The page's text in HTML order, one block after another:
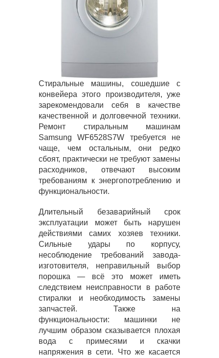
Стиральные машины, сошедшие с
конвейера этого производителя, уже
зарекомендовали себя в качестве
качественной и долговечной техники.
Ремонт стиральным машинам
Samsung WF6528S7W требуется не
чаще, чем остальным, они редко
сбоят, практически не требуют замены
расходников, отвечают высоким
требованиям к энергопотреблению и
функциональности.
Длительный безаварийный срок
эксплуатации может быть нарушен
действиями самих хозяев техники.
Сильные удары по корпусу,
несоблюдение требований завода-
изготовителя, неправильный выбор
порошка — всё это может иметь
следствием неисправности в работе
стиралки и необходимость замены
запчастей. Также на
функциональности: машинки не
лучшим образом сказывается плохая
вода с примесями и скачки
напряжения в сети. Что же касается